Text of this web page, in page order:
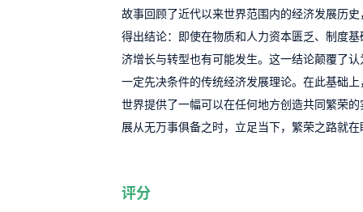
故事回顾了近代以来世界范围内的经济发展历
得出结论：即使在物质和人力资本匮乏、制度
济增长与转型也有可能发生。这一结论颠覆了
一定先决条件的传统经济发展理论。在此基础
世界提供了一幅可以在任何地方创造共同繁荣
展从无万事俱备之时，立足当下，繁荣之路就在
评分